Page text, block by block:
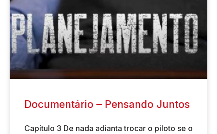
Documentário – Pensando Juntos
Capítulo 3 De nada adianta trocar o piloto se o